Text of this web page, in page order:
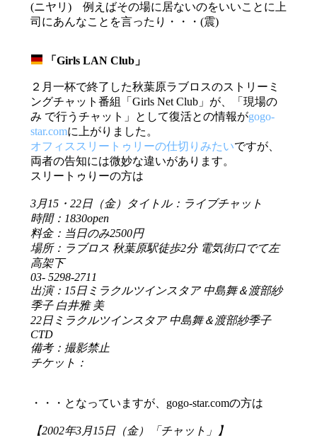
(ニヤリ) 例えばその場に居ないのをいいことに上
司にあんなことを言ったり・・・(震)
「Girls LAN Club」
２月一杯で終了した秋葉原ラブロスのストリーミ
ングチャット番組「Girls Net Club」が、「現場の
み で行うチャット」として復活との情報がgogo-
star.comに上がりました。
オフィススリートゥリーの仕切りみたいですが、
両者の告知には微妙な違いがあります。
スリートゥりーの方は
3月15・22日（金）タイトル：ライブチャット
時間：1830open
料金：当日のみ2500円
場所：ラブロス 秋葉原駅徒歩2分 電気街口でて左
高架下
03- 5298-2711
出演：15日ミラクルツインスタア 中島舞＆渡部紗
季子 白井雅 美
22日ミラクルツインスタア 中島舞＆渡部紗季子
CTD
備考：撮影禁止
チケット：
・・・となっていますが、gogo-star.comの方は
【2002年3月15日（金）「チャット」】